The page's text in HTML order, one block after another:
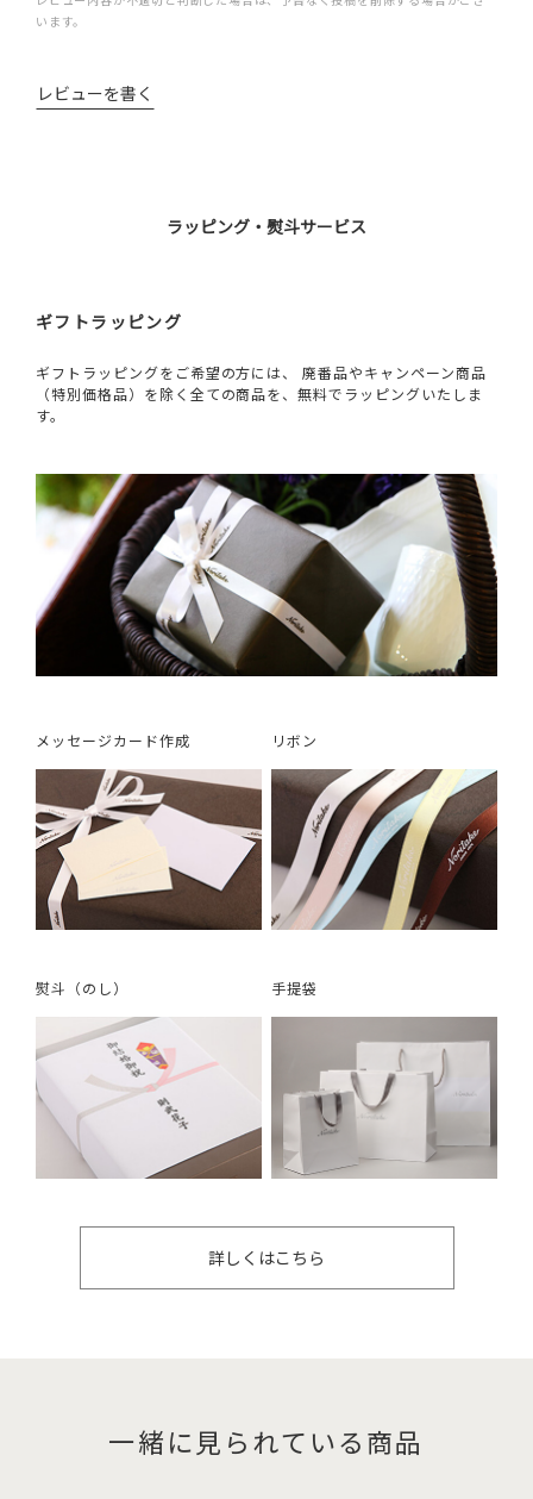
います。
レビューを書く
ラッピング・熨斗サービス
ギフトラッピング
ギフトラッピングをご希望の方には、 廃番品やキャンペーン商品
（特別価格品）を除く全ての商品を、無料でラッピングいたしま
す。
メッセージカード作成 リボン
熨斗（のし） 手提袋
詳しくはこちら
一緒に見られている商品